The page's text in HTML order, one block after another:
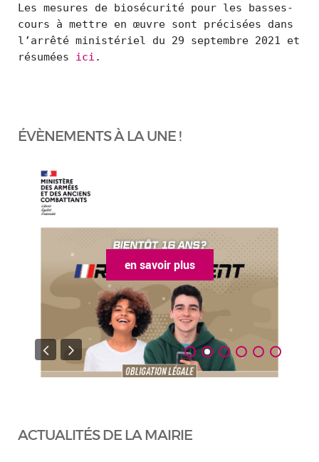
Les mesures de biosécurité pour les basses-
cours à mettre en œuvre sont précisées dans
l’arrêté ministériel du 29 septembre 2021 et
résumées ici .
ÉVÈNEMENTS À LA UNE !
en savoir plus
ACTUALITÉS DE LA MAIRIE